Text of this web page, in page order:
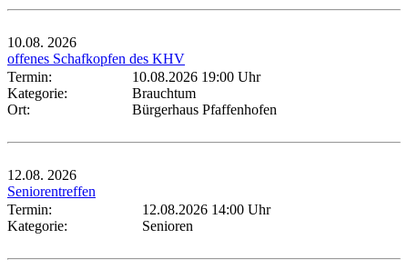
10.08. 2026
offenes Schafkopfen des KHV
Termin:
10.08.2026 19:00 Uhr
Kategorie:
Brauchtum
Ort:
Bürgerhaus Pfaffenhofen
12.08. 2026
Seniorentreffen
Termin:
12.08.2026 14:00 Uhr
Kategorie:
Senioren